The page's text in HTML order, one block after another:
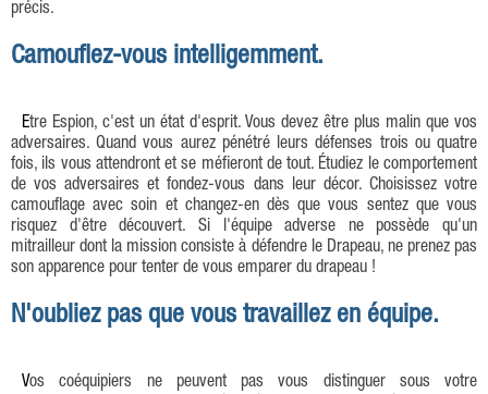
précis.
Camouflez-vous intelligemment.
Etre Espion, c'est un état d'esprit. Vous devez être plus malin que vos
adversaires. Quand vous aurez pénétré leurs défenses trois ou quatre
fois, ils vous attendront et se méfieront de tout. Étudiez le comportement
de vos adversaires et fondez-vous dans leur décor. Choisissez votre
camouflage avec soin et changez-en dès que vous sentez que vous
risquez d'être découvert. Si l'équipe adverse ne possède qu'un
mitrailleur dont la mission consiste à défendre le Drapeau, ne prenez pas
son apparence pour tenter de vous emparer du drapeau !
N'oubliez pas que vous travaillez en équipe.
Vos coéquipiers ne peuvent pas vous distinguer sous votre